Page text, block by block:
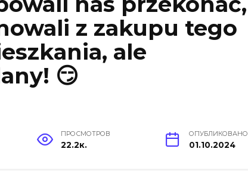
z zakupu tego
ale
😏
ПРОСМОТРОВ
22.2к.
ОПУБЛИКОВАНО
01.10.2024